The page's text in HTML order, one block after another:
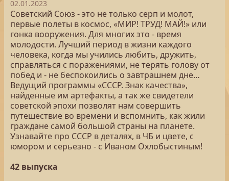
02.01.2023
Советский Союз - это не только серп и молот,
первые полеты в космос, «МИР! ТРУД! МАЙ!» или
гонка вооружения. Для многих это - время
молодости. Лучший период в жизни каждого
человека, когда мы учились любить, дружить,
справляться с поражениями, не терять голову от
побед и - не беспокоились о завтрашнем дне…
Ведущий программы «СССР. Знак качества»,
найденные им артефакты, а так же свидетели
советской эпохи позволят нам совершить
путешествие во времени и вспомнить, как жили
граждане самой большой страны на планете.
Узнавайте про СССР в деталях, в ЧБ и цвете, с
юмором и серьезно - с Иваном Охлобыстиным!
42 выпуска